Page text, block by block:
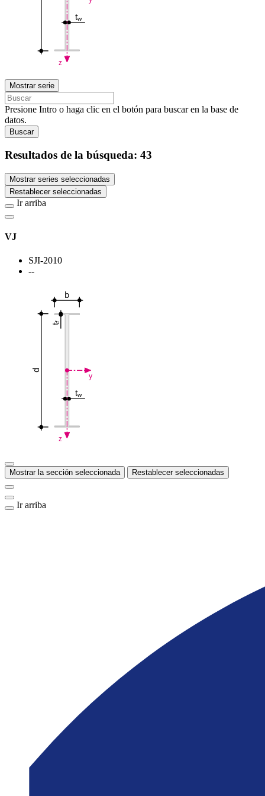
tw
z
Mostrar serie
Presione Intro o haga clic en el botón para buscar en la base de
datos.
Buscar
Resultados de la búsqueda: 43
Mostrar series seleccionadas
Restablecer seleccionadas
Ir arriba
VJ
SJI-2010
--
b
d
t
f
tw
y
z
Mostrar la sección seleccionada Restablecer seleccionadas
Ir arriba